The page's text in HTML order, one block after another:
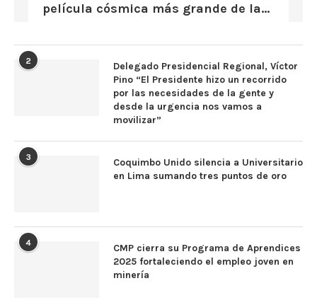
película cósmica más grande de la...
2
Delegado Presidencial Regional, Víctor
Pino “El Presidente hizo un recorrido
por las necesidades de la gente y
desde la urgencia nos vamos a
movilizar”
3
Coquimbo Unido silencia a Universitario
en Lima sumando tres puntos de oro
4
CMP cierra su Programa de Aprendices
2025 fortaleciendo el empleo joven en
minería